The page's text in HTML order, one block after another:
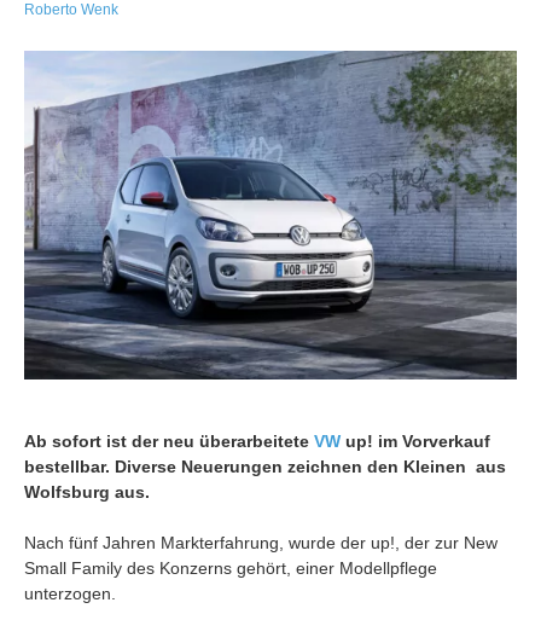
Roberto Wenk
Ab sofort ist der neu überarbeitete VW up! im Vorverkauf
bestellbar. Diverse Neuerungen zeichnen den Kleinen aus
Wolfsburg aus.
Nach fünf Jahren Markterfahrung, wurde der up!, der zur New
Small Family des Konzerns gehört, einer Modellpflege
unterzogen.